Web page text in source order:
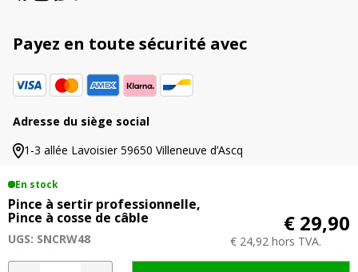
En stock
Pince à sertir professionnelle,
Pince à cosse de câble
UGS: SNCRW48
€ 29,90
€ 24,92 hors TVA.
quantité
Payez en toute sécurité avec
Adresse du siège social
1-3 allée Lavoisier 59650 Villeneuve d’Ascq
© 2026 Agriproled.fr
Tous les prix comprennent la TVA. | Les prix barrés
indiquent les précédents tarifs proposés dans cette